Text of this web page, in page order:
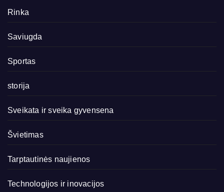
Rinka
Saviugda
Sportas
storija
Sveikata ir sveika gyvensena
Švietimas
Tarptautinės naujienos
Technologijos ir inovacijos